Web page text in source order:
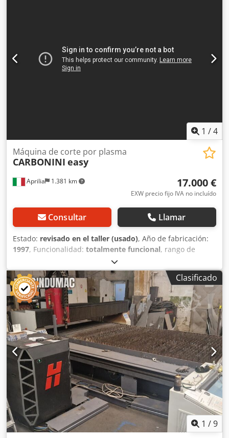
sistema de filtrado Software: Omniwin con Bevel ä22726
1 /4
Aprilia 1.381 km
Máquina de corte por plasma
CARBONINI easy
17.000 €
EXW precio fijo IVA no incluído
Consultar Llamar
Estado: revisado en el taller (usado), Año de fabricación:
1997, Funcionalidad: totalmente funcional, rango de
, espesor de chapa (máx.):
longitud de la mesa:3.000 mm, anchura de trabajo:1.500
mm, Cortadora de plasma Carbonini, modelo Entry, con un
área de trabajo de 3000x1500 mm. Incluye dos
generadores de corriente Thermal Dynamics. Trabajos
realizados: reemplazo de la mesa de trabajo reemplazo de
las guías de deslizamiento Codpfjzdrz Sjx Alweha software
de gestión para piezas de sistemas de ventilación Plasma
Thermal Dynamics CUTMASTER 151, corte máximo a 100
amperios, 30 mm. Plasma Thermal Dynamics CUTMASTER
51, corte máximo a 40 amperios, 12 mm.
Clasificado
1 /9